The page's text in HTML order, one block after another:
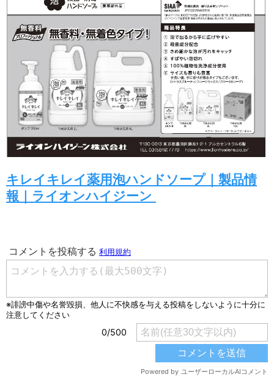
キレイキレイ薬用泡ハンドソープ｜製品情
報｜ライオンハイジーン